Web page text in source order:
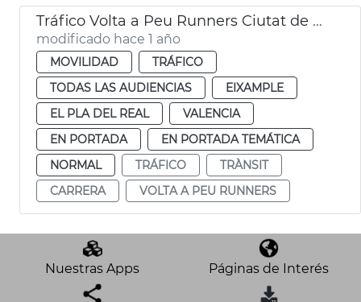
Tráfico Volta a Peu Runners Ciutat de València
modificado hace 1 año
MOVILIDAD
TRÁFICO
TODAS LAS AUDIENCIAS
EIXAMPLE
EL PLA DEL REAL
VALENCIA
EN PORTADA
EN PORTADA TEMÁTICA
NORMAL
TRÁFICO
TRÀNSIT
CARRERA
VOLTA A PEU RUNNERS
Nuestras Apps Páginas de Interés